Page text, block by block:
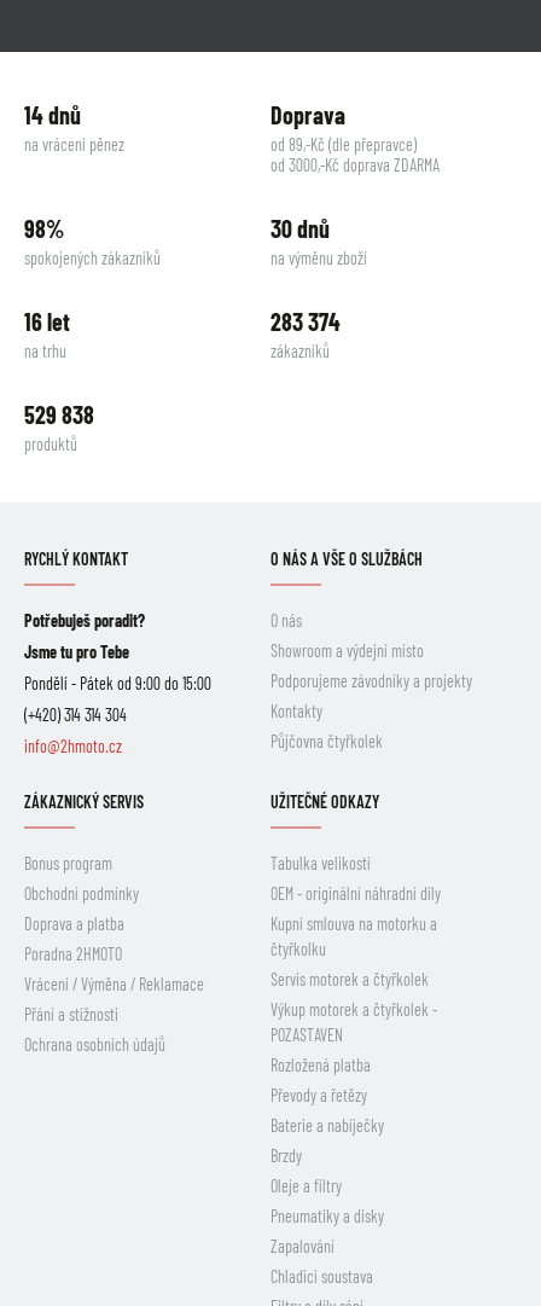
14 dnů
na vrácení pěnez
Doprava
od 89,-Kč (dle přepravce)
od 3000,-Kč doprava ZDARMA
98%
spokojených zákazníků
30 dnů
na výměnu zboží
16 let
na trhu
283 374
zákazníků
529 838
produktů
RYCHLÝ KONTAKT
Potřebuješ poradit?
Jsme tu pro Tebe
Pondělí - Pátek od 9:00 do 15:00
(+420) 314 314 304
info@2hmoto.cz
O NÁS A VŠE O SLUŽBÁCH
O nás
Showroom a výdejní místo
Podporujeme závodníky a projekty
Kontakty
Půjčovna čtyřkolek
ZÁKAZNICKÝ SERVIS
Bonus program
Obchodní podmínky
Doprava a platba
Poradna 2HMOTO
Vrácení / Výměna / Reklamace
Přání a stížnosti
Ochrana osobních údajů
UŽITEČNÉ ODKAZY
Tabulka velikostí
OEM - originální náhradní díly
Kupní smlouva na motorku a
čtyřkolku
Servis motorek a čtyřkolek
Výkup motorek a čtyřkolek -
POZASTAVEN
Rozložená platba
Převody a řetězy
Baterie a nabíječky
Brzdy
Oleje a filtry
Pneumatiky a disky
Zapalování
Chladicí soustava